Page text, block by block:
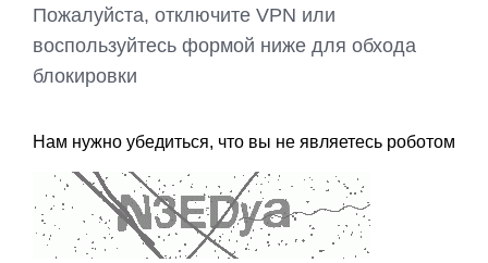
Пожалуйста, отключите VPN или
воспользуйтесь формой ниже для обхода
блокировки
Нам нужно убедиться, что вы не являетесь роботом